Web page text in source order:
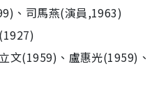
、司馬燕(演員,1963)
文(1959)、盧惠光(1959)、